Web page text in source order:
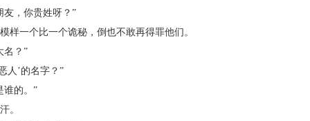
，你贵姓呀？”
一个比一个诡秘，倒也不敢再得罪他们。
？”
’的名字？”
的。”
。